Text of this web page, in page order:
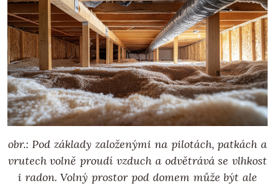
obr.: Pod základy založenými na pilotách, patkách a
vrutech volně proudí vzduch a odvětrává se vlhkost
i radon. Volný prostor pod domem může být ale